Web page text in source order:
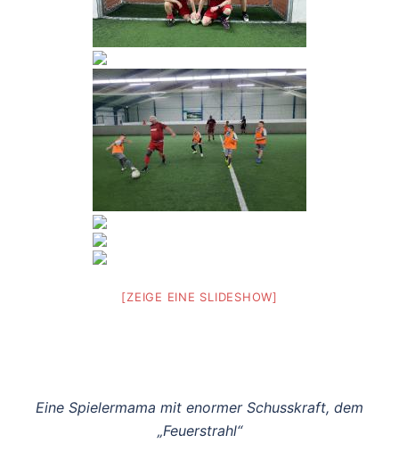
[ZEIGE EINE SLIDESHOW]
Eine Spielermama mit enormer Schusskraft, dem
„Feuerstrahl“